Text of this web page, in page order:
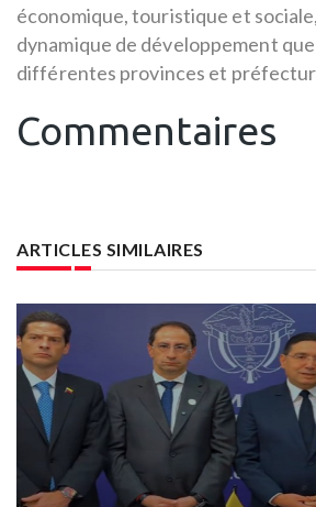
économique, touristique et
dynamique de développement
différentes provinces et
Commentaires
ARTICLES SIMILAIRES